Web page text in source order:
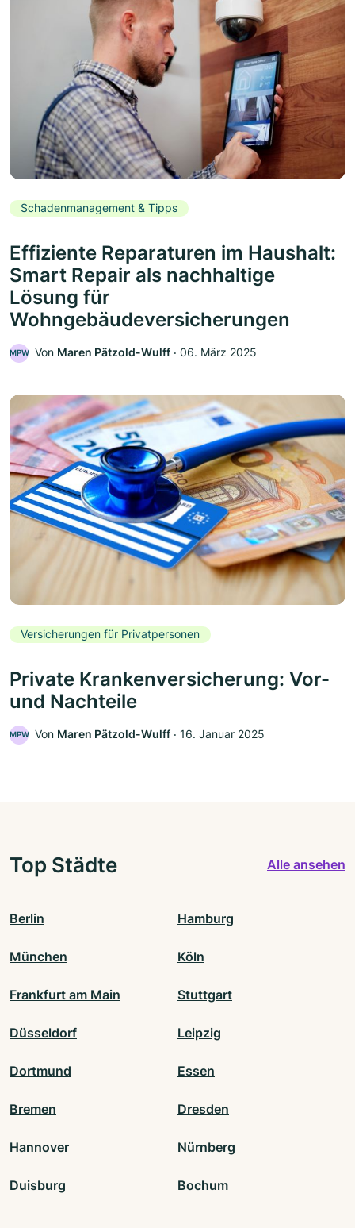
Schadenmanagement & Tipps
Effiziente Reparaturen im Haushalt:
Smart Repair als nachhaltige
Lösung für
Wohngebäudeversicherungen
MPW Von Maren Pätzold-Wulff ‧ 06. März 2025
Versicherungen für Privatpersonen
Private Krankenversicherung: Vor-
und Nachteile
MPW Von Maren Pätzold-Wulff ‧ 16. Januar 2025
Top Städte Alle ansehen
Berlin Hamburg
München Köln
Frankfurt am Main Stuttgart
Düsseldorf Leipzig
Dortmund Essen
Bremen Dresden
Hannover Nürnberg
Duisburg Bochum